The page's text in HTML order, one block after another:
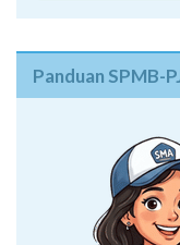
Panduan SPMB-